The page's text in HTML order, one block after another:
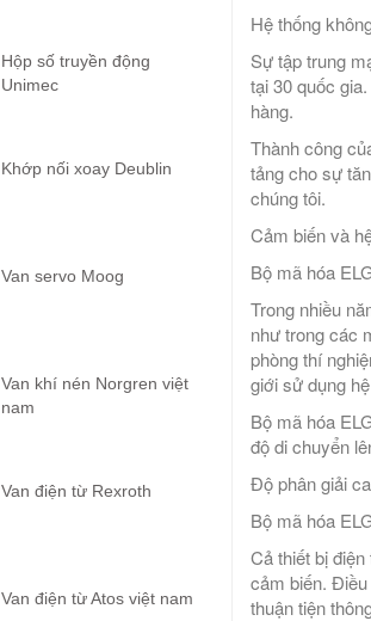
Hệ thống
Sự tập trung
tại 30 quốc
hàng.
Thành công
tảng cho sự
chúng tôi.
Cảm biến và
Bộ mã hóa
Trong nhiều
như trong các
phòng thí
giới sử dụng
Bộ mã hóa
độ di chuyển
Độ phân giải
Bộ mã hóa
Cả thiết bị
cảm biến.
thuận tiện
Hộp số truyền động
Unimec
Khớp nối xoay Deublin
Van servo Moog
Van khí nén Norgren việt
nam
Van điện từ Rexroth
Van điện từ Atos việt nam